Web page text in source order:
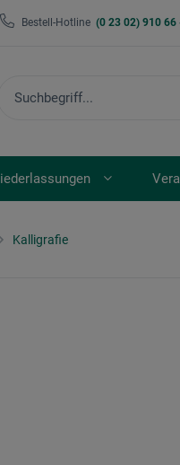
Bestell-Hotline (0 23 02) 910 66
Kalligrafie